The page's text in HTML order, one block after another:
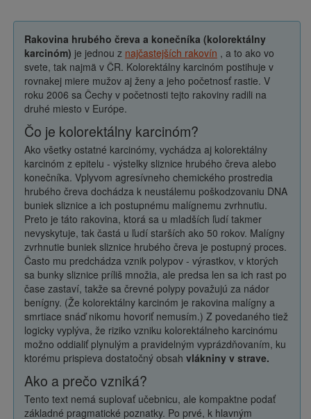
Rakovina hrubého čreva a konečníka (kolorektálny
karcinóm) je jednou z najčastejších rakovín , a to ako vo
svete, tak najmä v ČR. Kolorektálny karcinóm postihuje v
rovnakej miere mužov aj ženy a jeho početnosť rastie. V
roku 2006 sa Čechy v početnosti tejto rakoviny radili na
druhé miesto v Európe.
Čo je kolorektálny karcinóm?
Ako všetky ostatné karcinómy, vychádza aj kolorektálny
karcinóm z epitelu - výstelky sliznice hrubého čreva alebo
konečníka. Vplyvom agresívneho chemického prostredia
hrubého čreva dochádza k neustálemu poškodzovaniu DNA
buniek sliznice a ich postupnému malígnemu zvrhnutiu.
Preto je táto rakovina, ktorá sa u mladších ľudí takmer
nevyskytuje, tak častá u ľudí starších ako 50 rokov. Malígny
zvrhnutie buniek sliznice hrubého čreva je postupný proces.
Často mu predchádza vznik polypov - výrastkov, v ktorých
sa bunky sliznice príliš množia, ale predsa len sa ich rast po
čase zastaví, takže sa črevné polypy považujú za nádor
benígny. (Že kolorektálny karcinóm je rakovina malígny a
smrtiace snáď nikomu hovoriť nemusím.) Z povedaného tiež
logicky vyplýva, že riziko vzniku kolorektálneho karcinómu
možno oddialiť plynulým a pravidelným vyprázdňovaním, ku
ktorému prispieva dostatočný obsah vlákniny v strave.
Ako a prečo vzniká?
Tento text nemá suplovať učebnicu, ale kompaktne podať
základné pragmatické poznatky. Po prvé, k hlavným